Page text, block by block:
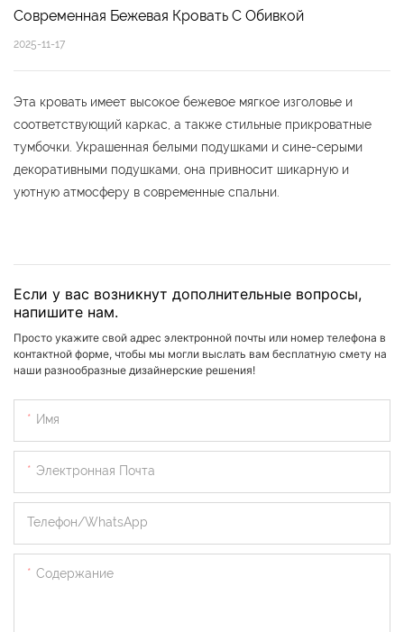
Современная Бежевая Кровать С Обивкой
2025-11-17
Эта кровать имеет высокое бежевое мягкое изголовье и
соответствующий каркас, а также стильные прикроватные
тумбочки. Украшенная белыми подушками и сине-серыми
декоративными подушками, она привносит шикарную и
уютную атмосферу в современные спальни.
Если у вас возникнут дополнительные вопросы,
напишите нам.
Просто укажите свой адрес электронной почты или номер телефона в
контактной форме, чтобы мы могли выслать вам бесплатную смету на
наши разнообразные дизайнерские решения!
Имя
Электронная Почта
Телефон/WhatsApp
Содержание